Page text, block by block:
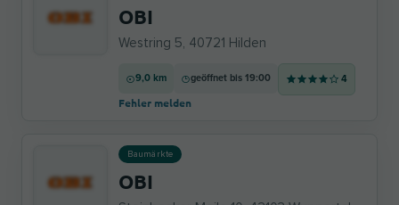
OBI
Westring 5, 40721 Hilden
9,0 km geöffnet bis 19:00 4
Fehler melden
Baumärkte
OBI